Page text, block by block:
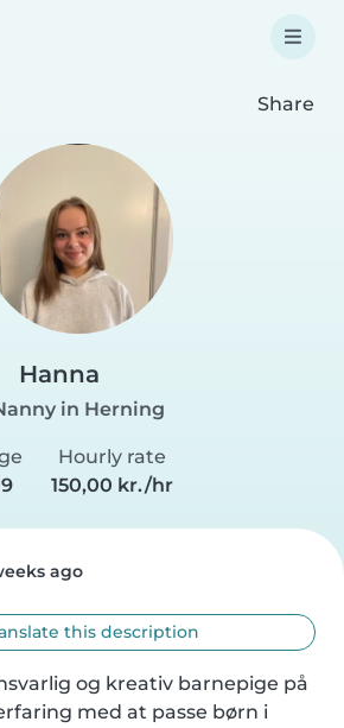
Share
Hanna
in Herning
Hourly rate
150,00 kr./hr
ago
this description
og kreativ barnepige på
med at passe børn i